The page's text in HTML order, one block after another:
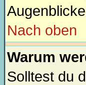
Nach oben
Warum
Solltest du